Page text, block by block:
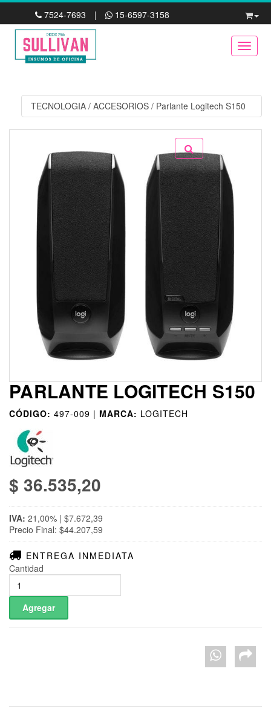
7524-7693 | 15-6597-3158
TECNOLOGIA / ACCESORIOS / Parlante Logitech S150
PARLANTE LOGITECH S150
CÓDIGO: 497-009 | MARCA: LOGITECH
$ 36.535,20
IVA: 21,00% | $7.672,39
Precio Final: $44.207,59
ENTREGA INMEDIATA
Cantidad